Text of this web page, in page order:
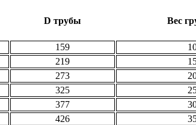
D трубы Вес
159
219
273
325
377
426